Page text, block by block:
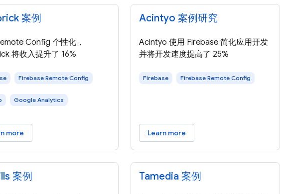
案例
Config 个性化，
将收入提升了 16%
Firebase Remote Config
Google Analytics
more
Acintyo 案例研究
Acintyo 使用 Firebase 简化应用开发
并将开发速度提高了 25%
Firebase Firebase Remote Config
Learn more
案例 Tamedia 案例